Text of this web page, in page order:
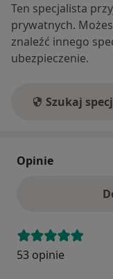
Ten specjalista
prywatnych.
znaleźć innego
ubezpieczenie.
Szukaj
Opinie
53 opinie